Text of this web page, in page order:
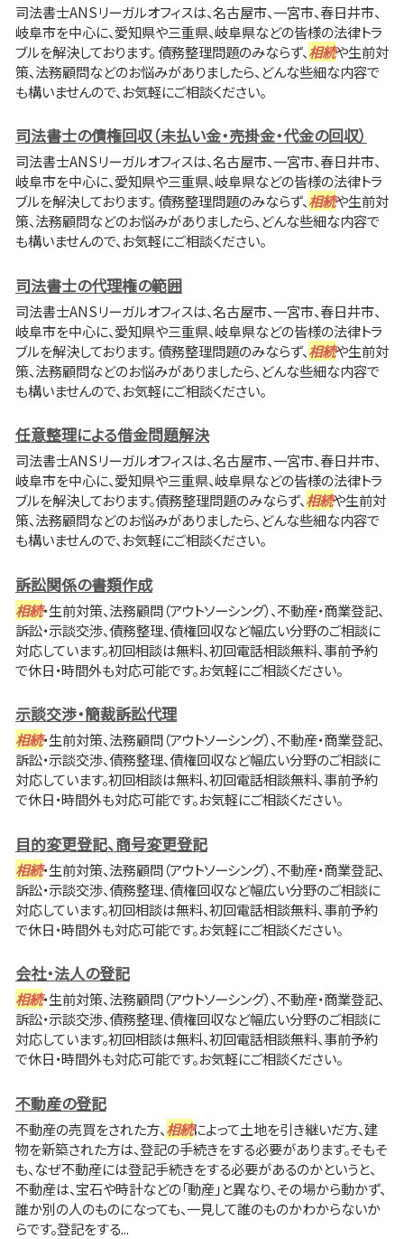
司法書士ANSリーガルオフィスは、名古屋市、一宮市、春日井市、
岐阜市を中心に、愛知県や三重県、岐阜県などの皆様の法律トラ
ブルを解決しております。 債務整理問題のみならず、相続や生前対
策、法務顧問などのお悩みがありましたら、どんな些細な内容で
も構いませんので、お気軽にご相談ください。
司法書士の債権回収（未払い金・売掛金・代金の回収）
司法書士ANSリーガルオフィスは、名古屋市、一宮市、春日井市、
岐阜市を中心に、愛知県や三重県、岐阜県などの皆様の法律トラ
ブルを解決しております。 債務整理問題のみならず、相続や生前対
策、法務顧問などのお悩みがありましたら、どんな些細な内容で
も構いませんので、お気軽にご相談ください。
司法書士の代理権の範囲
司法書士ANSリーガルオフィスは、名古屋市、一宮市、春日井市、
岐阜市を中心に、愛知県や三重県、岐阜県などの皆様の法律トラ
ブルを解決しております。 債務整理問題のみならず、相続や生前対
策、法務顧問などのお悩みがありましたら、どんな些細な内容で
も構いませんので、お気軽にご相談ください。
任意整理による借金問題解決
司法書士ANSリーガルオフィスは、名古屋市、一宮市、春日井市、
岐阜市を中心に、愛知県や三重県、岐阜県などの皆様の法律トラ
ブルを解決しております。債務整理問題のみならず、相続や生前対
策、法務顧問などのお悩みがありましたら、どんな些細な内容で
も構いませんので、お気軽にご相談ください。
訴訟関係の書類作成
相続・生前対策、法務顧問（アウトソーシング）、不動産・商業登記、
訴訟・示談交渉、債務整理、債権回収など幅広い分野のご相談に
対応しています。初回相談は無料、初回電話相談無料、事前予約
で休日・時間外も対応可能です。お気軽にご相談ください。
示談交渉・簡裁訴訟代理
相続・生前対策、法務顧問（アウトソーシング）、不動産・商業登記、
訴訟・示談交渉、債務整理、債権回収など幅広い分野のご相談に
対応しています。初回相談は無料、初回電話相談無料、事前予約
で休日・時間外も対応可能です。お気軽にご相談ください。
目的変更登記、商号変更登記
相続・生前対策、法務顧問（アウトソーシング）、不動産・商業登記、
訴訟・示談交渉、債務整理、債権回収など幅広い分野のご相談に
対応しています。初回相談は無料、初回電話相談無料、事前予約
で休日・時間外も対応可能です。お気軽にご相談ください。
会社・法人の登記
相続・生前対策、法務顧問（アウトソーシング）、不動産・商業登記、
訴訟・示談交渉、債務整理、債権回収など幅広い分野のご相談に
対応しています。初回相談は無料、初回電話相談無料、事前予約
で休日・時間外も対応可能です。お気軽にご相談ください。
不動産の登記
不動産の売買をされた方、相続によって土地を引き継いだ方、建
物を新築された方は、登記の手続きをする必要があります。そもそ
も、なぜ不動産には登記手続きをする必要があるのかというと、
不動産は、宝石や時計などの「動産」と異なり、その場から動かず、
誰か別の人のものになっても、一見して誰のものかわからないか
らです。登記をする...